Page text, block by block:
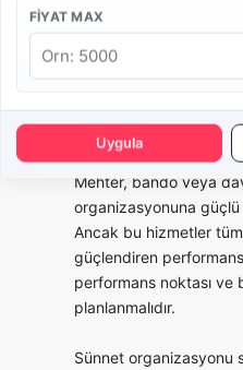
FIYAT MAX
Uygula
Çocuk eğlencesi
boyama, yarışmalar,
veya mini show gibi
hizmetlerde yaş grubu,
program süresi
animatör yeterli
Mehter, bando veya
organizasyonuna
Ancak bu hizmetler
güçlendiren
performans noktası ve
planlanmalıdır.
Sünnet organizasyonu